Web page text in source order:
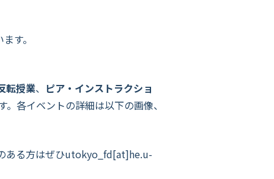
す。
転授業、 ピア・インストラクショ
各イベントの詳細は以下の画像、
ある方はぜひutokyo_fd[at]he.u-